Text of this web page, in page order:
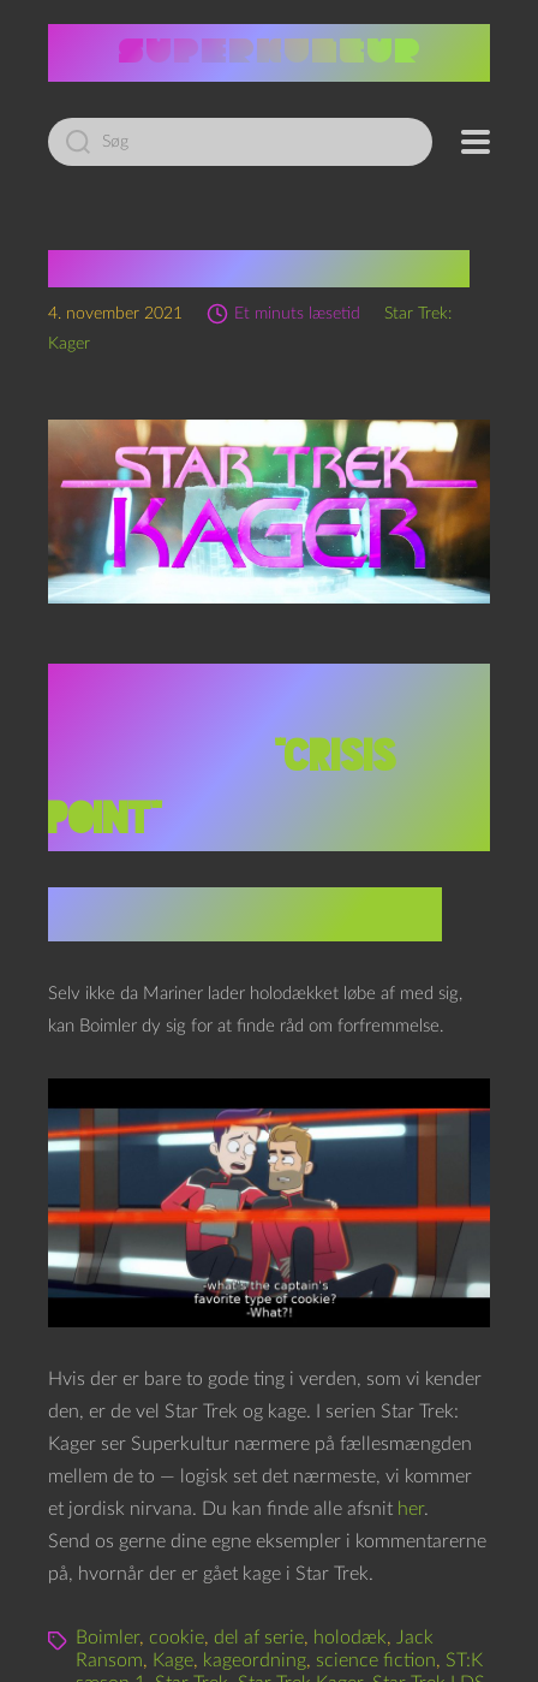
Led
efter:
4. november 2021 Et minuts læsetid
Star Trek:
Kager
“Crisis
point”
Selv ikke da Mariner lader holodækket løbe af med sig,
kan Boimler dy sig for at finde råd om forfremmelse.
Hvis der er bare to gode ting i verden, som vi kender
den, er de vel Star Trek og kage. I serien Star Trek:
Kager ser Superkultur nærmere på fællesmængden
mellem de to — logisk set det nærmeste, vi kommer
et jordisk nirvana. Du kan finde alle afsnit her.
Send os gerne dine egne eksempler i kommentarerne
på, hvornår der er gået kage i Star Trek.
Boimler, cookie, del af serie, holodæk, Jack
Ransom, Kage, kageordning, science fiction, ST:K